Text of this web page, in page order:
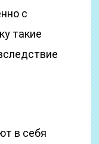
с
такие
в себя